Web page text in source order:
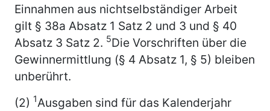
Einnahmen aus nichtselbständiger Arbeit
gilt § 38a Absatz 1 Satz 2 und 3 und § 40
Absatz 3 Satz 2. 5Die Vorschriften über die
Gewinnermittlung (§ 4 Absatz 1, § 5) bleiben
unberührt.
(2) 1Ausgaben sind für das Kalenderjahr